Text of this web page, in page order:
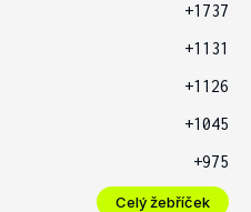
+1737
+1131
+1126
+1045
+975
Celý žebříček